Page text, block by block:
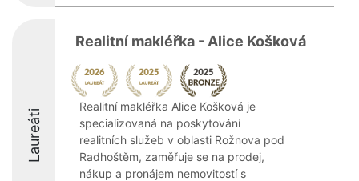
Laureáti
Realitní makléřka - Alice Košková
Realitní makléřka Alice Košková je
specializovaná na poskytování
realitních služeb v oblasti Rožnova pod
Radhoštěm, zaměřuje se na prodej,
nákup a pronájem nemovitostí s